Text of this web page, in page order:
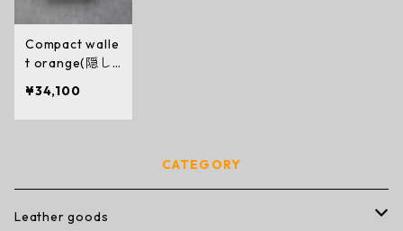
Compact walle
t orange(隠し
¥34,100
CATEGORY
Leather goods